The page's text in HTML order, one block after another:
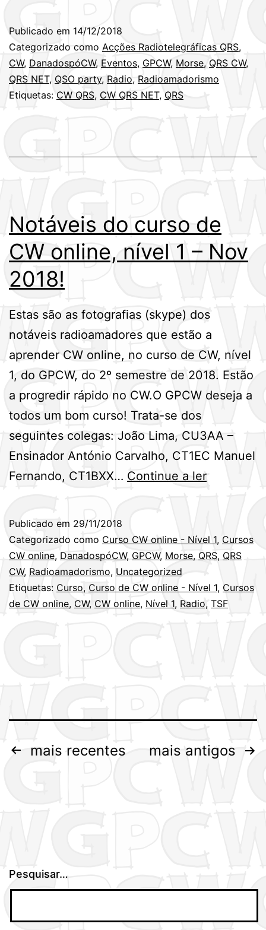
QRS
do
ano
de
18
de
Dezembro
Publicado em 14/12/2018
Categorizado como Acções Radiotelegráficas QRS,
CW, DanadospóCW, Eventos, GPCW, Morse, QRS CW,
QRS NET, QSO party, Radio, Radioamadorismo
Etiquetas: CW QRS, CW QRS NET, QRS
Notáveis do curso de
CW online, nível 1 – Nov
2018!
Estas são as fotografias (skype) dos
notáveis radioamadores que estão a
aprender CW online, no curso de CW, nível
1, do GPCW, do 2º semestre de 2018. Estão
a progredir rápido no CW.O GPCW deseja a
todos um bom curso! Trata-se dos
seguintes colegas: João Lima, CU3AA –
Ensinador António Carvalho, CT1EC Manuel
Fernando, CT1BXX… Continue a lerNotáveis
de
CW
nível
Publicado em 29/11/2018
Categorizado como Curso CW online - Nível 1, Cursos
CW online, DanadospóCW, GPCW, Morse, QRS, QRS
CW, Radioamadorismo, Uncategorized
Etiquetas: Curso, Curso de CW online - Nível 1, Cursos
de CW online, CW, CW online, Nível 1, Radio, TSF
Paginação
mais recentes mais antigos
Pesquisar…